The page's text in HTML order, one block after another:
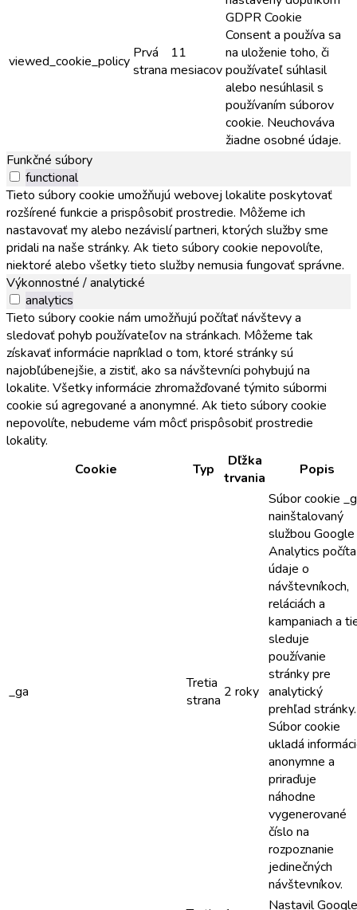
viewed_cookie_policy Prvá
strana
11
mesiacov
GDPR Cookie
Consent a používa sa
na uloženie toho, či
používateľ súhlasil
alebo nesúhlasil s
používaním súborov
cookie. Neuchováva
žiadne osobné údaje.
Funkčné súbory
functional
Tieto súbory cookie umožňujú webovej lokalite poskytovať
rozšírené funkcie a prispôsobiť prostredie. Môžeme ich
nastavovať my alebo nezávislí partneri, ktorých služby sme
pridali na naše stránky. Ak tieto súbory cookie nepovolíte,
niektoré alebo všetky tieto služby nemusia fungovať správne.
Výkonnostné / analytické
analytics
Tieto súbory cookie nám umožňujú počítať návštevy a
sledovať pohyb používateľov na stránkach. Môžeme tak
získavať informácie napríklad o tom, ktoré stránky sú
najobľúbenejšie, a zistiť, ako sa návštevníci pohybujú na
lokalite. Všetky informácie zhromažďované týmito súbormi
cookie sú agregované a anonymné. Ak tieto súbory cookie
nepovolíte, nebudeme vám môcť prispôsobiť prostredie
lokality.
Cookie
Typ
Dľžka
trvania
Popis
_ga
Tretia
strana 2 roky
Súbor cookie
nainštalovaný
službou Google
Analytics počíta
údaje o
návštevníkoch,
reláciách a
kampaniach a
sleduje
používanie
stránky pre
analytický
prehľad stránky.
Súbor cookie
ukladá
anonymne a
priraďuje
náhodne
vygenerované
číslo na
rozpoznanie
jedinečných
návštevníkov.
Nastavil Google